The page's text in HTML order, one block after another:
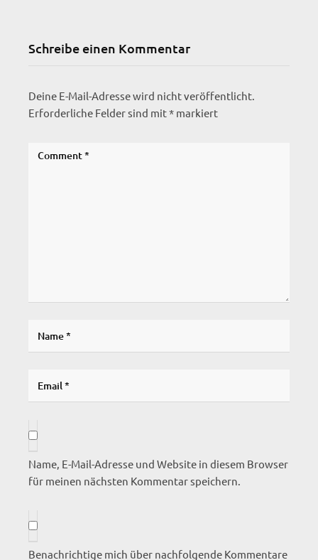
Schreibe einen Kommentar
Deine E-Mail-Adresse wird nicht veröffentlicht.
Erforderliche Felder sind mit* markiert
Name, E-Mail-Adresse und Website in diesem Browser
für meinen nächsten Kommentar speichern.
Benachrichtige mich über nachfolgende Kommentare